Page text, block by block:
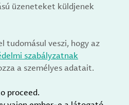
üzeneteket küldjenek
tudomásul veszi, hogy az
szabályzatnak
a személyes adatait.
proceed.